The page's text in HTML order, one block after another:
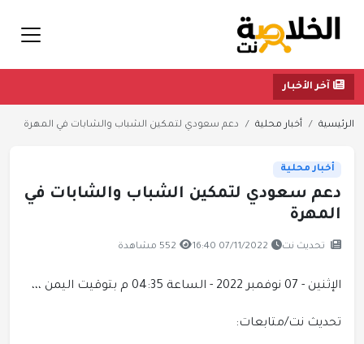
آخر الأخبار
الرئيسية أخبار محلية دعم سعودي لتمكين الشباب والشابات في المهرة
أخبار محلية
دعم سعودي لتمكين الشباب والشابات في
المهرة
تحديث نت 07/11/2022 16:40 552 مشاهدة
الإثنين - 07 نوفمبر 2022 - الساعة 04:35 م بتوقيت اليمن ،،،
تحديث نت/متابعات: